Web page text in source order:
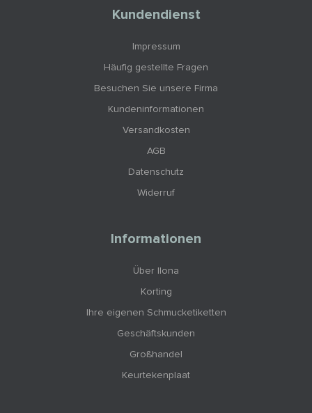
Kundendienst
Impressum
Häufig gestellte Fragen
Besuchen Sie unsere Firma
Kundeninformationen
Versandkosten
AGB
Datenschutz
Widerruf
Informationen
Über Ilona
Korting
Ihre eigenen Schmucketiketten
Geschäftskunden
Großhandel
Keurtekenplaat